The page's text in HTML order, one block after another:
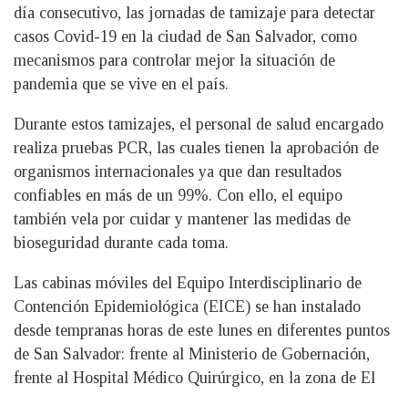
día consecutivo, las jornadas de tamizaje para detectar
casos Covid-19 en la ciudad de San Salvador, como
mecanismos para controlar mejor la situación de
pandemia que se vive en el país.
Durante estos tamizajes, el personal de salud encargado
realiza pruebas PCR, las cuales tienen la aprobación de
organismos internacionales ya que dan resultados
confiables en más de un 99%. Con ello, el equipo
también vela por cuidar y mantener las medidas de
bioseguridad durante cada toma.
Las cabinas móviles del Equipo Interdisciplinario de
Contención Epidemiológica (EICE) se han instalado
desde tempranas horas de este lunes en diferentes puntos
de San Salvador: frente al Ministerio de Gobernación,
frente al Hospital Médico Quirúrgico, en la zona de El